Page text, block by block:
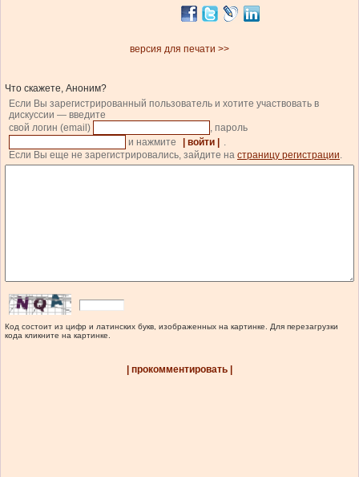
версия для печати >>
Что скажете, Аноним?
Если Вы зарегистрированный пользователь и хотите участвовать в
дискуссии — введите
свой логин (email)
, пароль
и нажмите
| войти |
.
Если Вы еще не зарегистрировались, зайдите на страницу регистрации.
Код состоит из цифр и латинских букв, изображенных на картинке. Для перезагрузки
кода кликните на картинке.
| прокомментировать |